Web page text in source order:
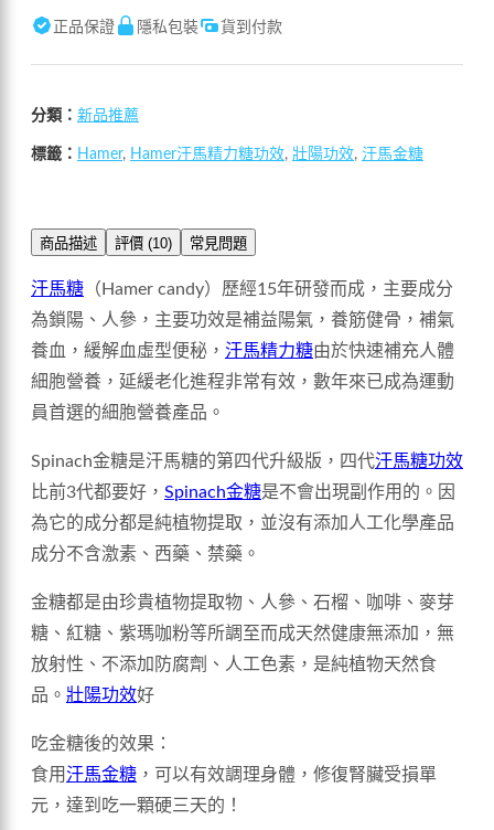
正品保證 隱私包裝 貨到付款
分類： 新品推薦
標籤： Hamer, Hamer汗馬精力糖功效, 壯陽功效, 汗馬金糖
商品描述 評價 (10) 常見問題
汗馬糖 （Hamer candy）歷經15年研發而成，主要成分
為鎖陽、人參，主要功效是補益陽氣，養筋健骨，補氣
養血，緩解血虛型便秘， 汗馬精力糖由於快速補充人體
細胞營養，延緩老化進程非常有效，數年來已成為運動
員首選的細胞營養產品。
Spinach金糖是汗馬糖的第四代升級版，四代汗馬糖功效
比前3代都要好， Spinach金糖是不會出現副作用的。因
為它的成分都是純植物提取，並沒有添加人工化學產品
成分不含激素、西藥、禁藥。
金糖都是由珍貴植物提取物、人參、石榴、咖啡、麥芽
糖、紅糖、紫瑪咖粉等所調至而成天然健康無添加，無
放射性、不添加防腐劑、人工色素，是純植物天然食
品。 壯陽功效好
吃金糖後的效果：
食用 汗馬金糖 ，可以有效調理身體，修復腎臟受損單
元，達到吃一顆硬三天的！